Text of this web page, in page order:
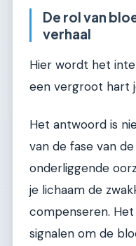
De rol van
verhaal
Hier wordt het
een vergroot hart
Het antwoord is
van de fase van
onderliggende
je lichaam de
compenseren.
signalen om de